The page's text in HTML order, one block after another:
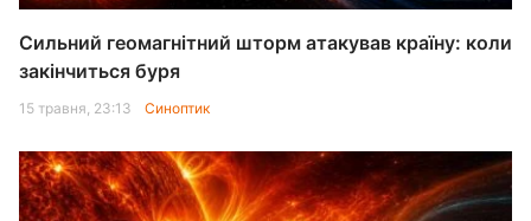
Сильний геомагнітний шторм атакував країну: коли
закінчиться буря
15 травня, 23:13 Синоптик